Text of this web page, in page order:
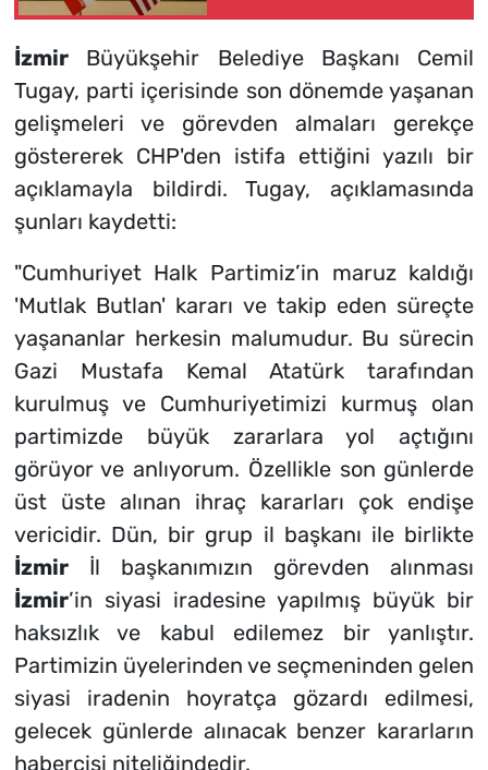
İzmirBüyükşehir Belediye Başkanı Cemil
Tugay, parti içerisinde son dönemde yaşanan
gelişmeleri ve görevden almaları gerekçe
göstererek CHP'den istifa ettiğini yazılı bir
açıklamayla bildirdi. Tugay, açıklamasında
şunları kaydetti:
"Cumhuriyet Halk Partimiz’in maruz kaldığı
'Mutlak Butlan' kararı ve takip eden süreçte
yaşananlar herkesin malumudur. Bu sürecin
Gazi Mustafa Kemal Atatürk tarafından
kurulmuş ve Cumhuriyetimizi kurmuş olan
partimizde büyük zararlara yol açtığını
görüyor ve anlıyorum. Özellikle son günlerde
üst üste alınan ihraç kararları çok endişe
vericidir. Dün, bir grup il başkanı ile birlikte
İzmirİl başkanımızın görevden alınması
İzmir’in siyasi iradesine yapılmış büyük bir
haksızlık ve kabul edilemez bir yanlıştır.
Partimizin üyelerinden ve seçmeninden gelen
siyasi iradenin hoyratça gözardı edilmesi,
gelecek günlerde alınacak benzer kararların
habercisi niteliğindedir.